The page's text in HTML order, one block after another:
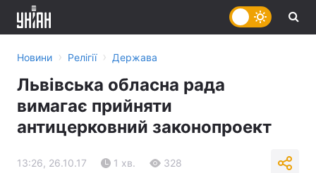
Новини › Релігії › Держава
Львівська обласна рада
вимагає прийняти
антицерковний законопроект
13:26, 26.10.17 1 хв. 328